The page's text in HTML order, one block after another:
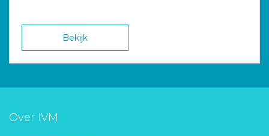
Bekijk
Over IVM